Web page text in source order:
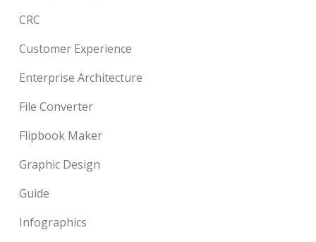
CRC
Customer Experience
Enterprise Architecture
File Converter
Flipbook Maker
Graphic Design
Guide
Infographics